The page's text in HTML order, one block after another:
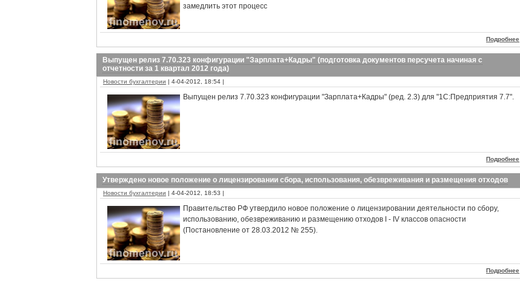
замедлить этот процесс
Подробнее
Выпущен релиз 7.70.323 конфигурации "Зарплата+Кадры" (подготовка документов персучета начиная с
отчетности за 1 квартал 2012 года)
Новости бухгалтерии | 4-04-2012, 18:54 |
Выпущен релиз 7.70.323 конфигурации "Зарплата+Кадры" (ред. 2.3) для "1С:Предприятия 7.7".
Подробнее
Утверждено новое положение о лицензировании сбора, использования, обезвреживания и размещения отходов
Новости бухгалтерии | 4-04-2012, 18:53 |
Правительство РФ утвердило новое положение о лицензировании деятельности по сбору,
использованию, обезвреживанию и размещению отходов I - IV классов опасности
(Постановление от 28.03.2012 № 255).
Подробнее